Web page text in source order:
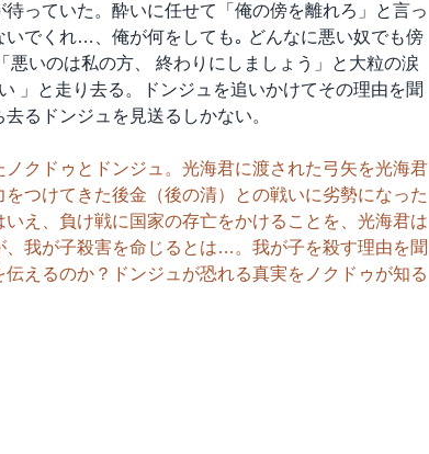
っていた。酔いに任せて「俺の傍を離れろ」と言っ
でくれ…、俺が何をしても｡ どんなに悪い奴でも傍
いのは私の方、 終わりにしましょう」と大粒の涙
」と走り去る。ドンジュを追いかけてその理由を聞
るドンジュを見送るしかない。
クドゥとドンジュ。光海君に渡された弓矢を光海君
つけてきた後金（後の清）との戦いに劣勢になった
え、負け戦に国家の存亡をかけることを、光海君は
我が子殺害を命じるとは…。我が子を殺す理由を聞
えるのか？ドンジュが恐れる真実をノクドゥが知る